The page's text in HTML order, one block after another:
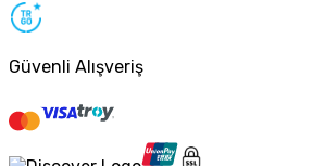
Güvenli Alışveriş